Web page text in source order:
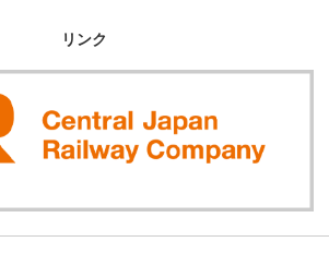
リンク